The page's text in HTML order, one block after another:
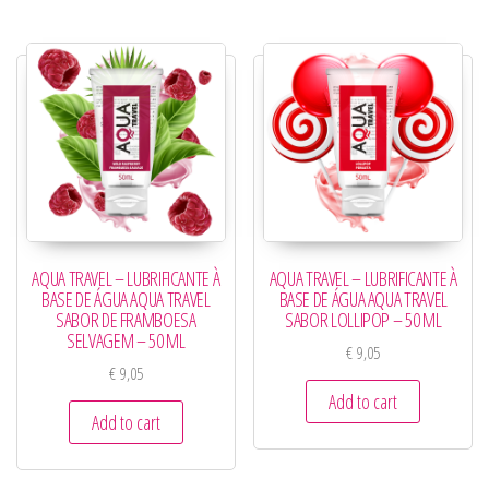
AQUA TRAVEL – LUBRIFICANTE À
BASE DE ÁGUA AQUA TRAVEL
SABOR DE FRAMBOESA
SELVAGEM – 50 ML
€9,05
Add to cart
AQUA TRAVEL – LUBRIFICANTE À
BASE DE ÁGUA AQUA TRAVEL
SABOR LOLLIPOP – 50 ML
€9,05
Add to cart